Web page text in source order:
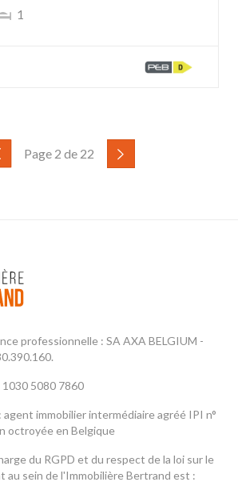
1
Page 2 de 22
professionnelle : SA AXA BELGIUM -
5080 7860
immobilier intermédiaire agréé IPI n°
octroyée en Belgique
du RGPD et du respect de la loi sur le
au sein de l'Immobilière Bertrand est :